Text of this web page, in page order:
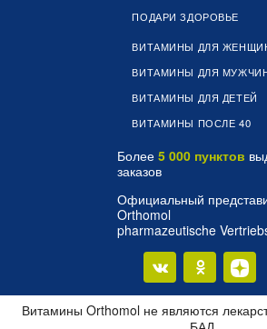
ПОДАРИ ЗДОРОВЬЕ
ВИТАМИНЫ ДЛЯ
ВИТАМИНЫ ДЛЯ
ВИТАМИНЫ ДЛЯ ДЕТЕЙ
ВИТАМИНЫ ПОСЛЕ 40
Более 5 000 пунктов
заказов
Официальный
Orthomol
pharmazeutische
Витамины Orthomol не являются